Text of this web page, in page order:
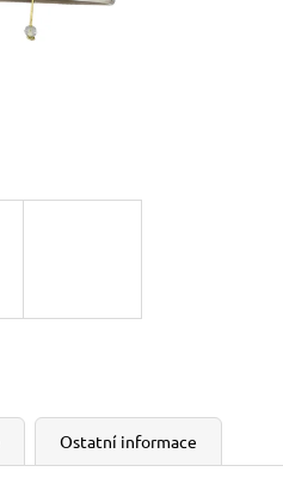
Ostatní informace